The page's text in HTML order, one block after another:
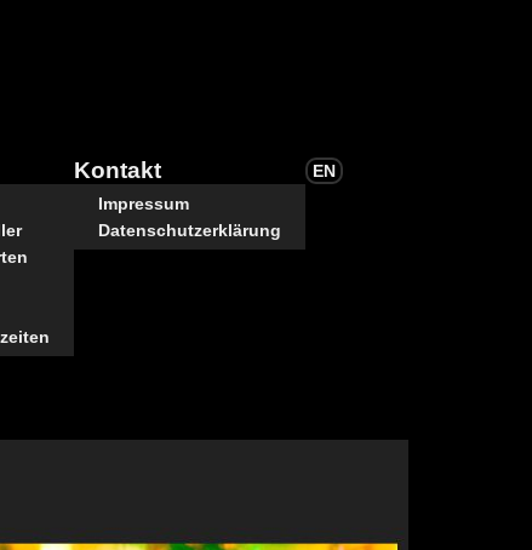
Kontakt
Impressum
Datenschutzerklärung
EN